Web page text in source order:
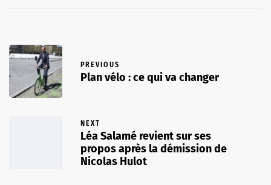
PREVIOUS
Plan vélo : ce qui va changer
NEXT
Léa Salamé revient sur ses
propos après la démission de
Nicolas Hulot